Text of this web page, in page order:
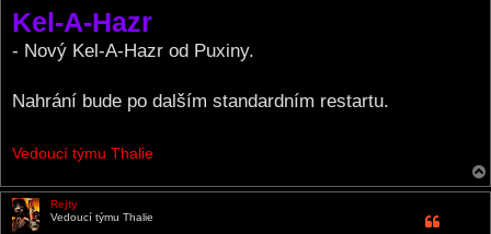
s
t
Kel-A-Hazr
- Nový Kel-A-Hazr od Puxiny.
Nahrání bude po dalším standardním restartu.
Vedoucí týmu Thalie
Rejty
Vedoucí týmu Thalie